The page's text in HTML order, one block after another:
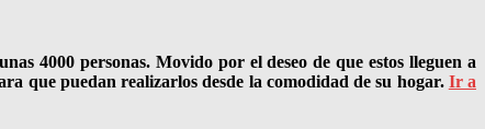
4000 personas. Movido por el deseo de que estos lleguen a
que puedan realizarlos desde la comodidad de su hogar. Ir a